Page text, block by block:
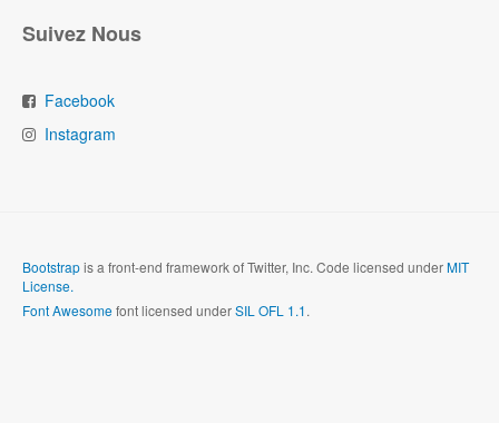
Suivez Nous
Facebook
Instagram
Bootstrapis a front-end framework of Twitter, Inc. Code licensed underMIT
License.
Font Awesomefont licensed underSIL OFL 1.1.